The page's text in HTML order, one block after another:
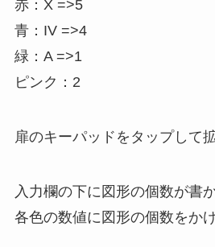
赤：X =>5
青：IV =>4
緑：A =>1
ピンク：2
扉のキーパッドをタップして拡
入力欄の下に図形の個数が書
各色の数値に図形の個数をかけ